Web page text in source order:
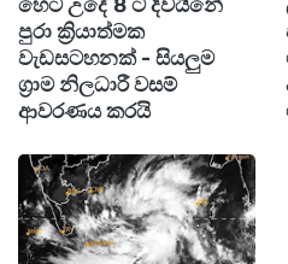
හේතුවෙන් උද්ගතව
අර්බුදය හමහුවේ මෙරට
අරමුණු කරගනිමින් රජයේ
භාණ්ඩවල මිල අඩු කිරීමට
එම මිල ගණන් පහතින්,
හෙට උදේ 8 ට දිවයිනේ
පුරා ක්‍රියාත්මක
වැඩසටහනක් - සියලුම
ග්‍රාම නිලධාරී වසම්
ආවරණය කරයි